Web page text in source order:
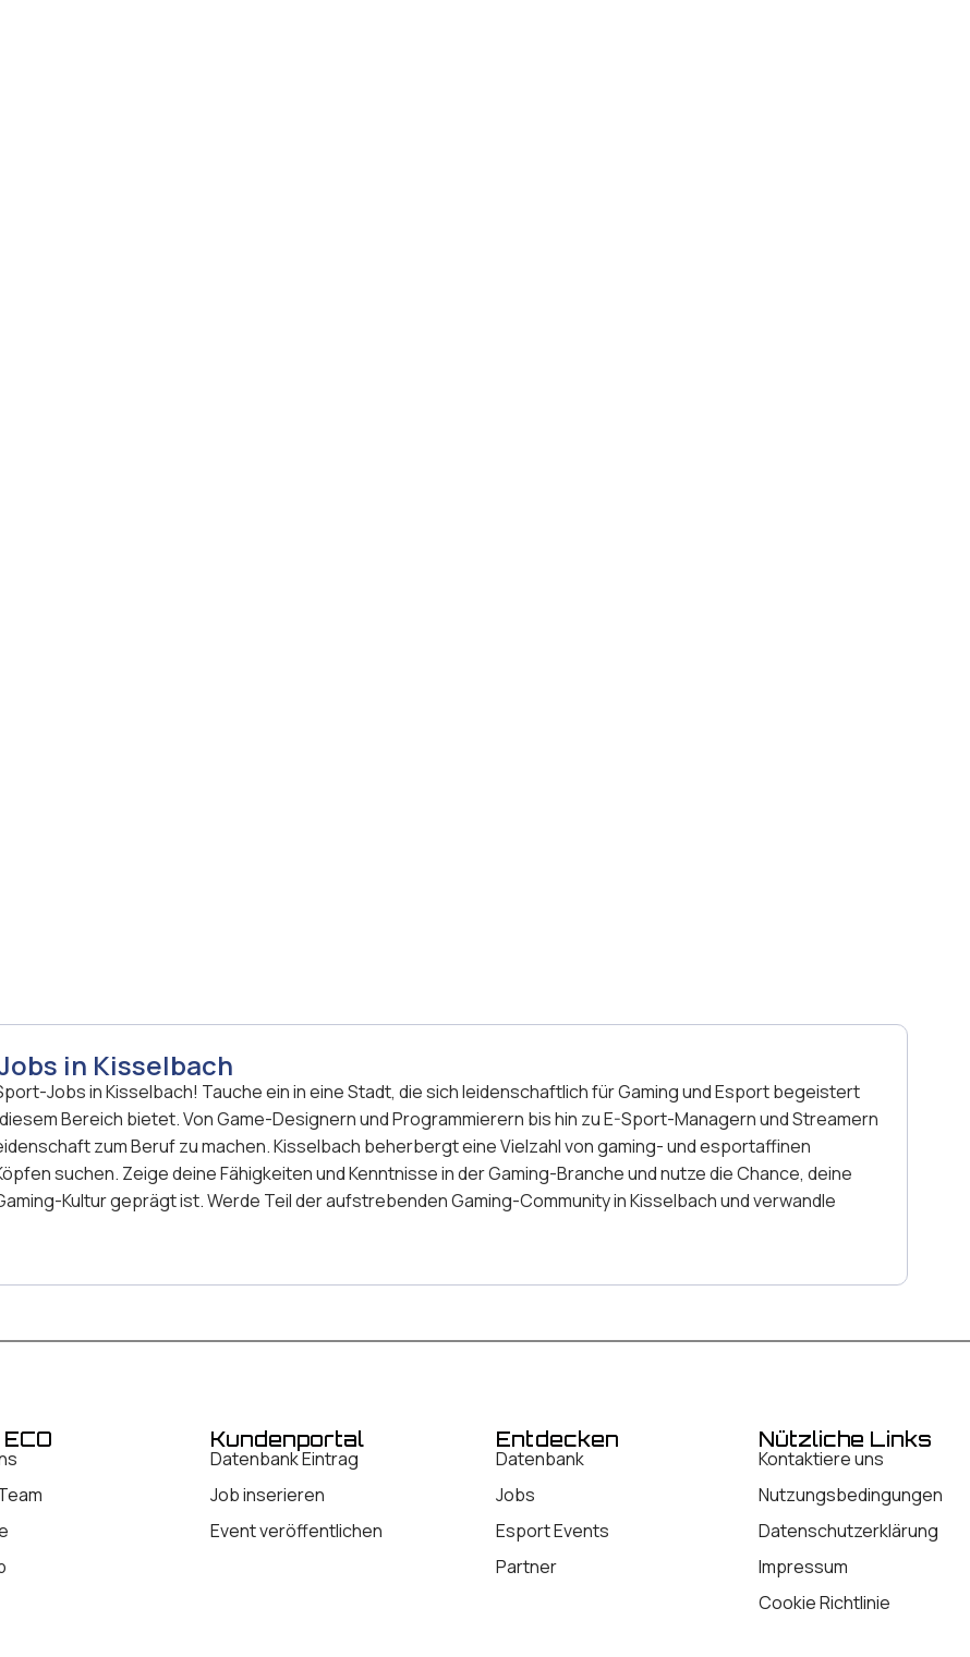
in Kisselbach
Jobs in Kisselbach! Tauche ein in eine Stadt, die sich leidenschaftlich für Gaming und Esport begeistert
Bereich bietet. Von Game-Designern und Programmierern bis hin zu E-Sport-Managern und Streamern
zum Beruf zu machen. Kisselbach beherbergt eine Vielzahl von gaming- und esportaffinen
suchen. Zeige deine Fähigkeiten und Kenntnisse in der Gaming-Branche und nutze die Chance, deine
Kultur geprägt ist. Werde Teil der aufstrebenden Gaming-Community in Kisselbach und verwandle
Kundenportal
Datenbank Eintrag
Job inserieren
Event veröffentlichen
Entdecken
Datenbank
Jobs
Esport Events
Partner
Nützliche Links
Kontaktiere uns
Nutzungsbedingungen
Datenschutzerklärung
Impressum
Cookie Richtlinie